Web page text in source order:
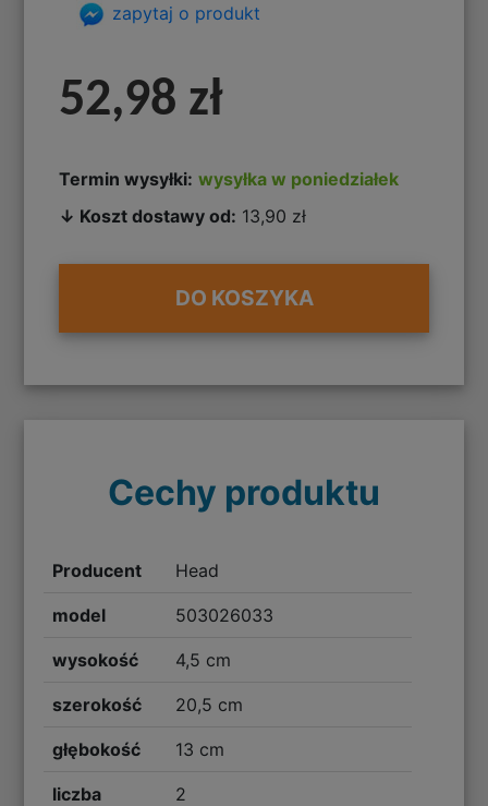
zapytaj o produkt
52,98 zł
Termin wysyłki: wysyłka w poniedziałek
↓ Koszt dostawy od: 13,90 zł
DO KOSZYKA
Cechy produktu
Producent Head
model 503026033
wysokość 4,5 cm
szerokość 20,5 cm
głębokość 13 cm
liczba
2